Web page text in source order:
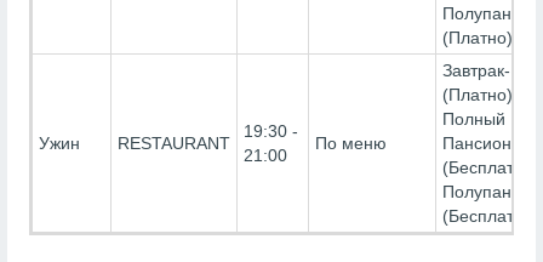
(Платно)
Ужин RESTAURANT
19:30 -
21:00
По меню
Завтрак-
(Платно),
Полный
Пансион-
(Бесплатно),
(Бесплатно)